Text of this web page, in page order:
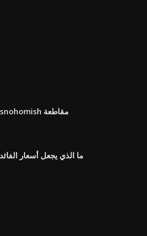
ولاية واشنطن ضريبة المبيعات معدل snohomish مقاطعة
ما الذي يجعل أسعار